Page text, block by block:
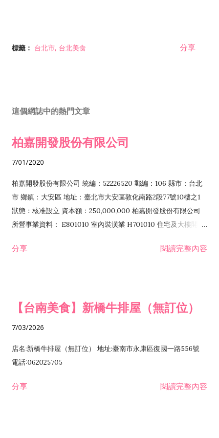
標籤： 台北市 台北美食 分享
這個網誌中的熱門文章
柏嘉開發股份有限公司
7/01/2020
柏嘉開發股份有限公司 統編：52226520 郵編：106 縣市：台北
市 鄉鎮：大安區 地址：臺北市大安區敦化南路2段77號10樓之1
狀態：核准設立 資本額：250,000,000 柏嘉開發股份有限公司
所營事業資料： E801010 室內裝潢業 H701010 住宅及大樓開發
發業 H703090 不動產買賣業 H703100 不動產租賃業 I503010
分享 閱讀完整內容
【台南美食】新橋牛排屋（無訂位）
7/03/2026
店名:新橋牛排屋（無訂位） 地址:臺南市永康區復國一路556號
電話:062025705
分享 閱讀完整內容